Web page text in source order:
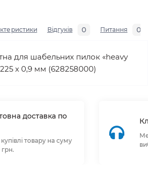
Відгуків 0 Питання 0
для шабельних пилок «heavy
x 0,9 мм (628258000)
доставка по
товару на суму
грн.